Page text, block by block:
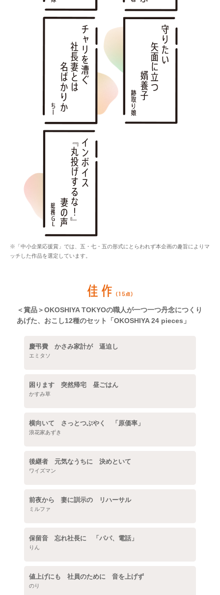
※「中小企業応援賞」では、五・七・五の形式にとらわれず本企画の趣旨によりマ
ッチした作品を選定しています。
＜賞品＞OKOSHIYA TOKYOの職人が一つ一つ丹念につくり
あげた、おこし12種のセット「OKOSHIYA 24 pieces」
慶弔費 かさみ家計が 逼迫し
エミタソ
困ります 突然帰宅 昼ごはん
かすみ草
横向いて さっとつぶやく 「原価率」
浪花家あずき
後継者 元気なうちに 決めといて
ワイズマン
前夜から 妻に訓示の リハーサル
ミルファ
保留音 忘れ社長に 「パパ、電話」
りん
値上げにも 社員のために 音を上げず
のり